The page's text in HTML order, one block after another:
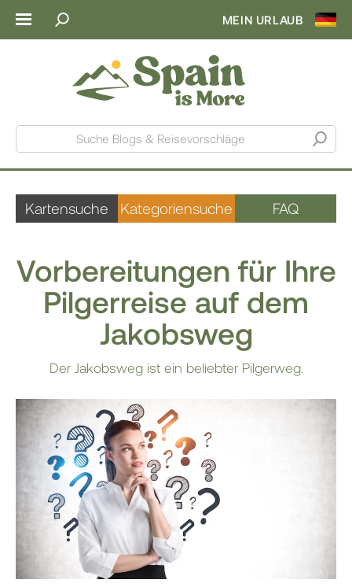
MEIN URLAUB
Suche Blogs & Reisevorschläge
Kartensuche Kategoriensuche FAQ
Vorbereitungen für Ihre
Pilgerreise auf dem
Jakobsweg
Der Jakobsweg ist ein beliebter Pilgerweg.